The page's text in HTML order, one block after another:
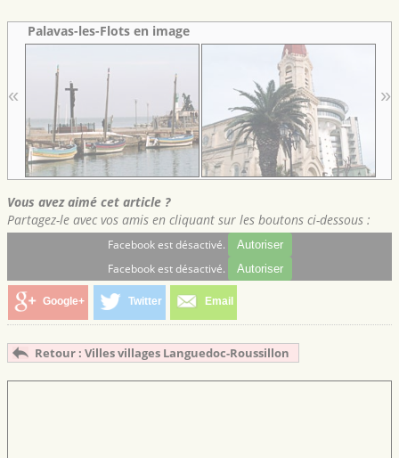
Palavas-les-Flots en image
« »
Vous avez aimé cet article ?
Partagez-le avec vos amis en cliquant sur les boutons ci-dessous :
Facebook est désactivé. Autoriser
Facebook est désactivé. Autoriser
Google+ Twitter Email
Retour : Villes villages Languedoc-Roussillon